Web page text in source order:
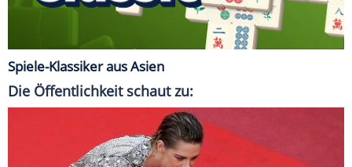
Spiele-Klassiker aus Asien
Die Öffentlichkeit schaut zu: